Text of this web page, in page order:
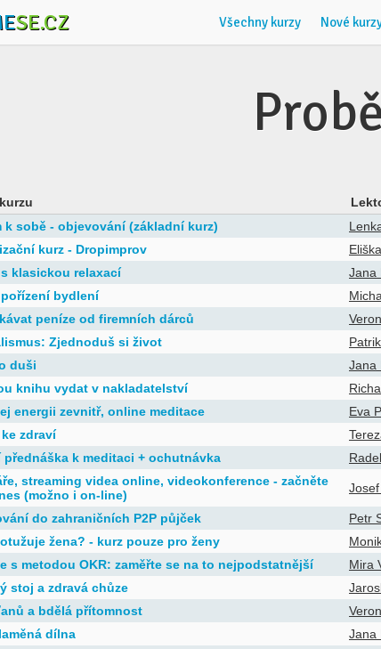
SE.CZ Všechny kurzy Nové
k sobě - objevování (základní kurz)
kurz - Dropimprov
s klasickou relaxací
Jana
bydlení
peníze od firemních dárců
Zjednoduš si život
duši
Jana
knihu vydat v nakladatelství
energii zevnitř, online meditace
Eva
zdraví
přednáška k meditaci + ochutnávka
streaming videa online, videokonference - začněte
(možno i on-line)
do zahraničních P2P půjček Petr
žena? - kurz pouze pro ženy
s metodou OKR: zaměřte se na to nejpodstatnější
Mira
stoj a zdravá chůze
a bdělá přítomnost
dílna
Jana